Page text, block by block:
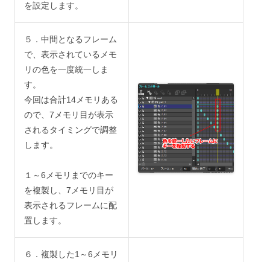
を設定します。
５．中間となるフレーム
で、表示されているメモ
リの色を一度統一しま
す。
今回は合計14メモリある
ので、7メモリ目が表示
されるタイミングで調整
します。
１～6メモリまでのキー
を複製し、7メモリ目が
表示されるフレームに配
置します。
６．複製した1～6メモリ